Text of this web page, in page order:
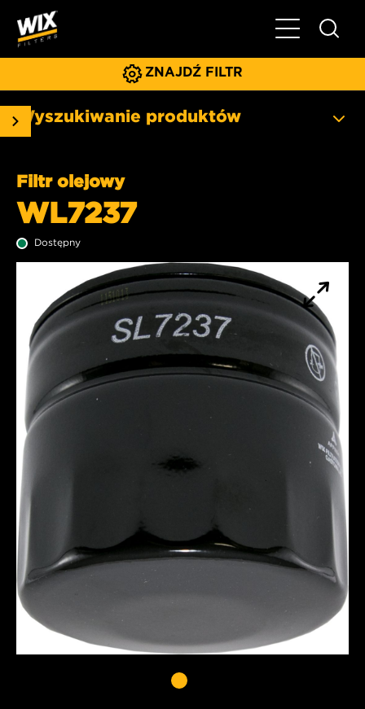
Pokaż/ukryj
ZNAJDŹ FILTR
Wyszukiwanie produktów
Filtr olejowy
WL7237
Dostępny